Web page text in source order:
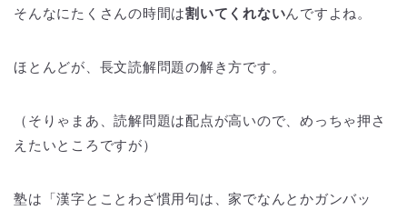
そんなにたくさんの時間は割いてくれないんですよね。
ほとんどが、長文読解問題の解き方です。
（そりゃまあ、読解問題は配点が高いので、めっちゃ押さ
えたいところですが）
塾は「漢字とことわざ慣用句は、家でなんとかガンバッ